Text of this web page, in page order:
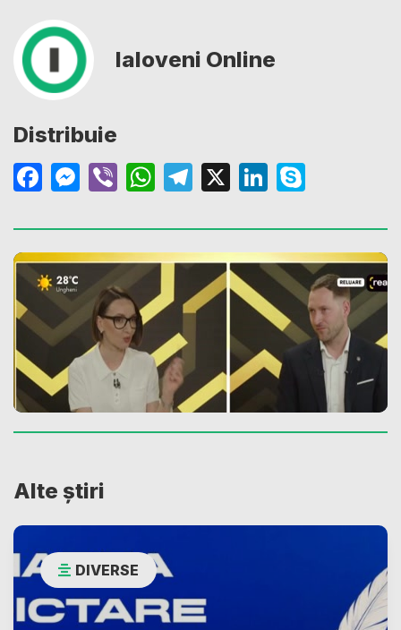
Ialoveni Online
Distribuie
Facebook
Messenger
ViberWhatsApp
Telegram
X LinkedIn
Alte știri
DIVERSE